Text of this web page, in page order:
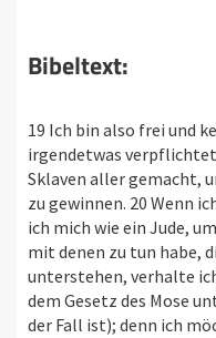
Bibeltext:
19 Ich bin also frei und
irgendetwas
Sklaven aller gemacht,
zu gewinnen. 20 Wenn
ich mich wie ein Jude,
mit denen zu tun habe,
unterstehen, verhalte
dem Gesetz des Mose
der Fall ist); denn ich